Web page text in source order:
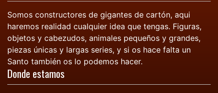
Somos constructores de gigantes de cartón, aqui
haremos realidad cualquier idea que tengas. Figuras,
objetos y cabezudos, animales pequeños y grandes,
piezas únicas y largas series, y si os hace falta un
Santo también os lo podemos hacer.
Donde estamos